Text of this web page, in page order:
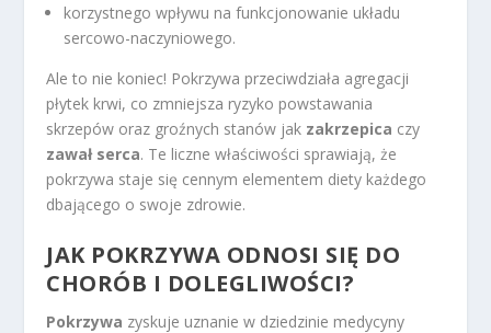
korzystnego wpływu na funkcjonowanie układu
sercowo-naczyniowego.
Ale to nie koniec! Pokrzywa przeciwdziała agregacji
płytek krwi, co zmniejsza ryzyko powstawania
skrzepów oraz groźnych stanów jak zakrzepica czy
zawał serca. Te liczne właściwości sprawiają, że
pokrzywa staje się cennym elementem diety każdego
dbającego o swoje zdrowie.
JAK POKRZYWA ODNOSI SIĘ DO
CHORÓB I DOLEGLIWOŚCI?
Pokrzywa zyskuje uznanie w dziedzinie medycyny